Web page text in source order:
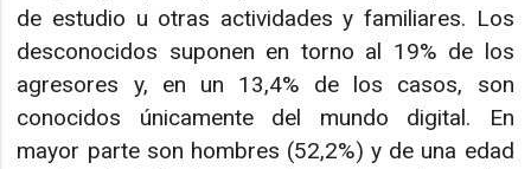
de estudio u otras actividades y familiares. Los
desconocidos suponen en torno al 19% de los
agresores y, en un 13,4% de los casos, son
conocidos únicamente del mundo digital. En
mayor parte son hombres (52,2%) y de una edad